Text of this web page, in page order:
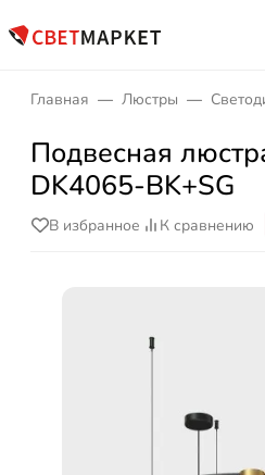
Главная Люстры
Подвесная
DK4065-BK+SG
В избранное К сравнению